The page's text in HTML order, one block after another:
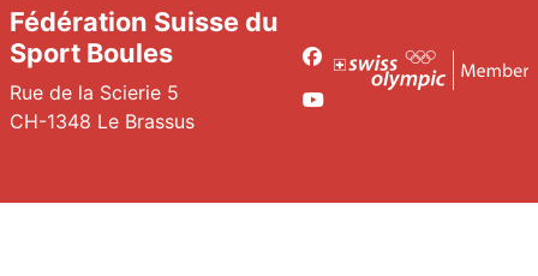
Fédération Suisse du
Sport Boules
Rue de la Scierie 5
CH-1348 Le Brassus
Facebook